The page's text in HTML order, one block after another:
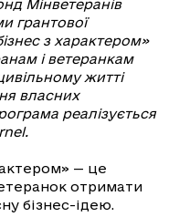
Мінветеранів
грантової
з характером»
і ветеранкам
житті
власних
реалізується
— це
отримати
бізнес-ідею.